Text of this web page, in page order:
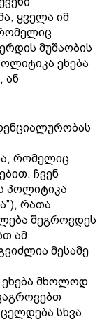
ყველა იმ
მუშაობის
ეხება
ან
რომელიც
ჩვენ
პოლიტიკა
რათა
შეგროვდეს
ამ
მესამე
მხოლოდ
სხვა